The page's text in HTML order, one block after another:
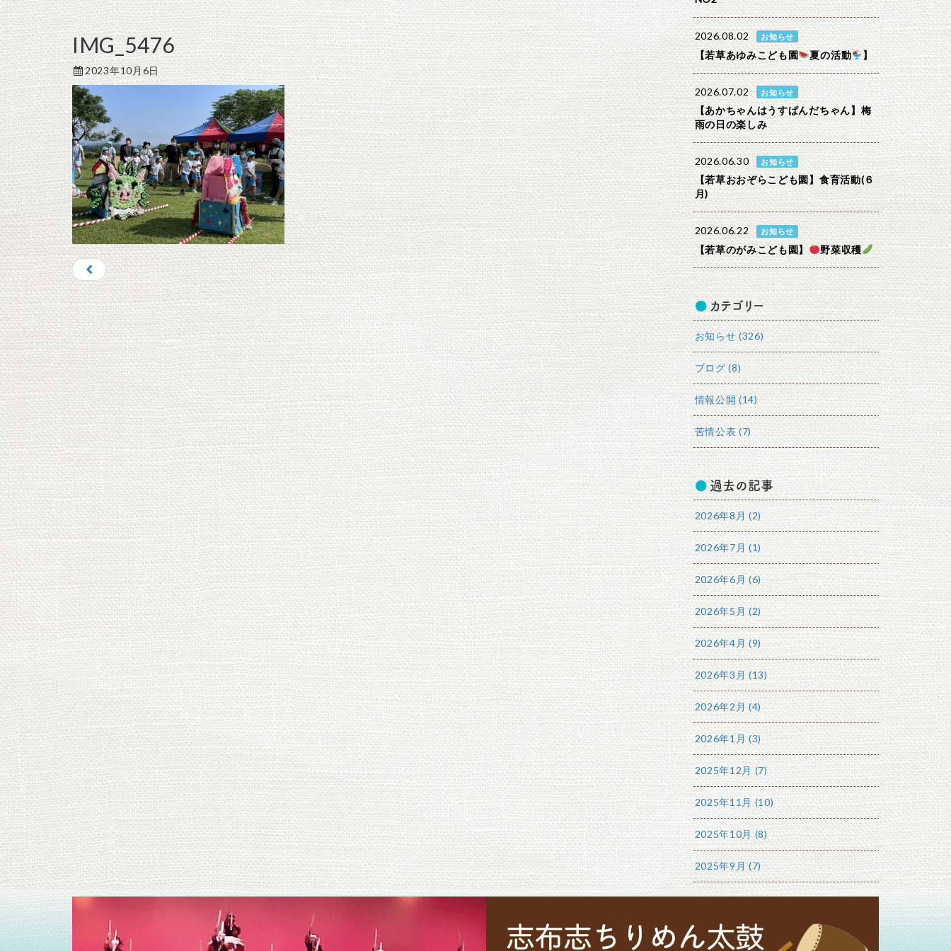
IMG_5476
2023年10月6日
2026.08.02 お知らせ
【若草あゆみこども園 夏の活動 】
2026.07.02 お知らせ
【あかちゃんはうすぱんだちゃん】梅
雨の日の楽しみ
2026.06.30 お知らせ
【若草おおぞらこども園】食育活動(６
月)
2026.06.22 お知らせ
【若草のがみこども園】 野菜収穫
カテゴリー
お知らせ (326)
ブログ (8)
情報公開 (14)
苦情公表 (7)
過去の記事
2026年8月 (2)
2026年7月 (1)
2026年6月 (6)
2026年5月 (2)
2026年4月 (9)
2026年3月 (13)
2026年2月 (4)
2026年1月 (3)
2025年12月 (7)
2025年11月 (10)
2025年10月 (8)
2025年9月 (7)